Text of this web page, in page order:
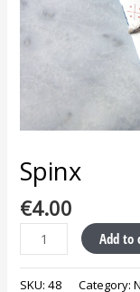
Spinx
€4.00
Add to
SKU:48 Category: